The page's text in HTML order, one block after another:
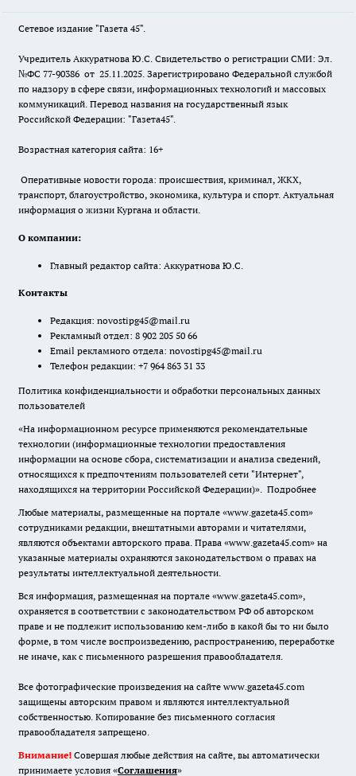
Сетевое издание "Газета 45".
Учредитель Аккуратнова Ю.С. Свидетельство о регистрации СМИ: Эл.
№ФС 77-90386 от 25.11.2025. Зарегистрировано Федеральной службой
по надзору в сфере связи, информационных технологий и массовых
коммуникаций. Перевод названия на государственный язык
Российской Федерации: "Газета45".
Возрастная категория сайта: 16+
Оперативные новости города: происшествия, криминал, ЖКХ,
транспорт, благоустройство, экономика, культура и спорт. Актуальная
информация о жизни Кургана и области.
О компании:
Главный редактор сайта: Аккуратнова Ю.С.
Контакты
Редакция: novostipg45@mail.ru
Рекламный отдел: 8 902 205 50 66
Email рекламного отдела: novostipg45@mail.ru
Телефон редакции: +7 964 863 31 33
Политика конфиденциальности и обработки персональных данных
пользователей
«На информационном ресурсе применяются рекомендательные
технологии (информационные технологии предоставления
информации на основе сбора, систематизации и анализа сведений,
относящихся к предпочтениям пользователей сети "Интернет",
находящихся на территории Российской Федерации)». Подробнее
Любые материалы, размещенные на портале «www.gazeta45.com»
сотрудниками редакции, внештатными авторами и читателями,
являются объектами авторского права. Права «www.gazeta45.com» на
указанные материалы охраняются законодательством о правах на
результаты интеллектуальной деятельности.
Вся информация, размещенная на портале «www.gazeta45.com»,
охраняется в соответствии с законодательством РФ об авторском
праве и не подлежит использованию кем-либо в какой бы то ни было
форме, в том числе воспроизведению, распространению, переработке
не иначе, как с письменного разрешения правообладателя.
Все фотографические произведения на сайте www.gazeta45.com
защищены авторским правом и являются интеллектуальной
собственностью. Копирование без письменного согласия
правообладателя запрещено.
Внимание! Совершая любые действия на сайте, вы автоматически
принимаете условия «Cоглашения»